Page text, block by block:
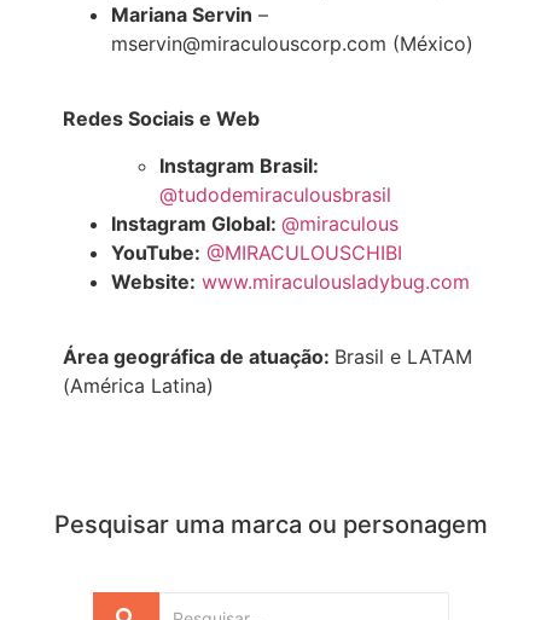
Mariana Servin –
mservin@miraculouscorp.com (México)
Redes Sociais e Web
Instagram Brasil:
@tudodemiraculousbrasil
Instagram Global:@miraculous
YouTube: @MIRACULOUSCHIBI
Website: www.miraculousladybug.com
Área geográfica de atuação: Brasil e LATAM
(América Latina)
Pesquisar uma marca ou personagem